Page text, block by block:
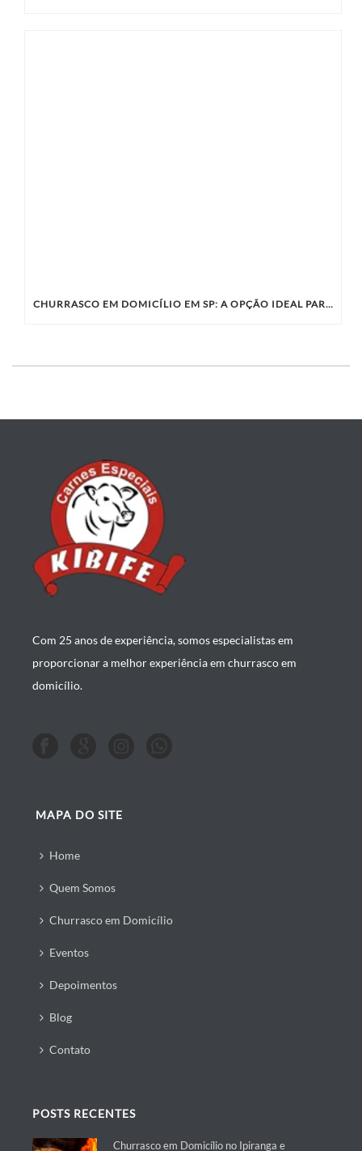
CHURRASCO EM DOMICÍLIO EM SP: A OPÇÃO IDEAL PARA SUA CONFRATERNIZAÇÃO
Com 25 anos de experiência, somos especialistas em
proporcionar a melhor experiência em churrasco em
domicílio.
MAPA DO SITE
Home
Quem Somos
Churrasco em Domicílio
Eventos
Depoimentos
Blog
Contato
POSTS RECENTES
Churrasco em Domicílio no Ipiranga e